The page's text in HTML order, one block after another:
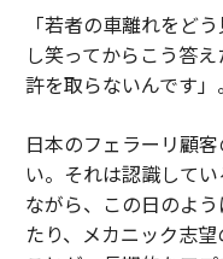
「若者の車離れをど
し笑ってからこう答
許を取らないんです」。
日本のフェラーリ顧
い。それは認識して
ながら、この日のよ
たり、メカニック志